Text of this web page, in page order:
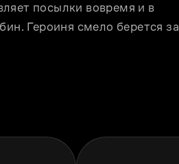
посылки вовремя и в
Героиня смело берeтся за